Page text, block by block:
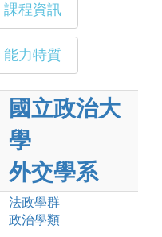
課程資訊
能力特質
國立政治大
學
外交學系
法政學群
政治學類